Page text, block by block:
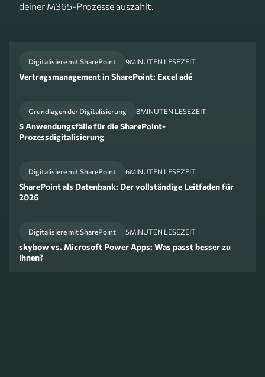
deiner M365-Prozesse auszahlt.
Digitalisiere mit SharePoint 9MINUTEN LESEZEIT
Vertragsmanagement in SharePoint: Excel adé
Grundlagen der Digitalisierung 8MINUTEN LESEZEIT
5 Anwendungsfälle für die SharePoint-
Prozessdigitalisierung
Digitalisiere mit SharePoint 6MINUTEN LESEZEIT
SharePoint als Datenbank: Der vollständige Leitfaden für
2026
Digitalisiere mit SharePoint 5MINUTEN LESEZEIT
skybow vs. Microsoft Power Apps: Was passt besser zu
Ihnen?